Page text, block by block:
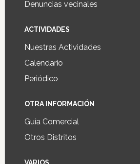
Denuncias vecinales
ACTIVIDADES
Nuestras Actividades
Calendario
Periódico
OTRA INFORMACIÓN
Guía Comercial
Otros Distritos